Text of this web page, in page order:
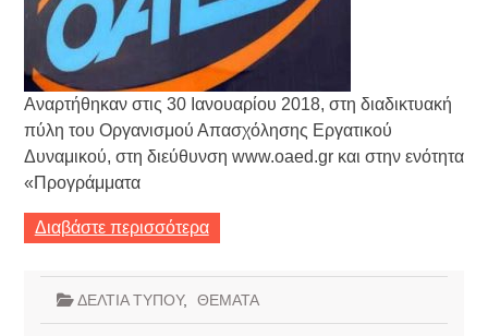
Αναρτήθηκαν στις 30 Ιανουαρίου 2018, στη διαδικτυακή
πύλη του Οργανισμού Απασχόλησης Εργατικού
Δυναμικού, στη διεύθυνση www.oaed.gr και στην ενότητα
«Προγράμματα
Διαβάστε περισσότερα
ΔΕΛΤΙΑ ΤΥΠΟΥ, ΘΕΜΑΤΑ